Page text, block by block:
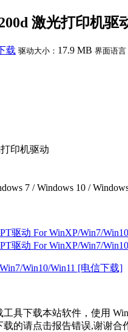
激光打印机驱
载 驱动大小： 17.9 MB 界面语言
印机驱动
7 / Windows 10 /
驱动 For WinXP/Win7/
驱动 For WinXP/Win7/
Win10/Win11 [电信下载]
具下载本站软件，使用
的请点击报告错误,谢谢合